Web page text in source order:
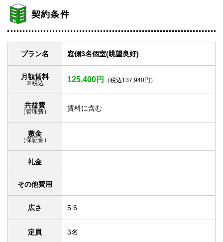
契約条件
プラン名 窓側3名個室(眺望良好)
月額賃料
※税込 125,400円 （税込137,940円）
共益費
（管理費） 賃料に含む
敷金
（保証金）
礼金
その他費用
広さ 5.6
定員 3名